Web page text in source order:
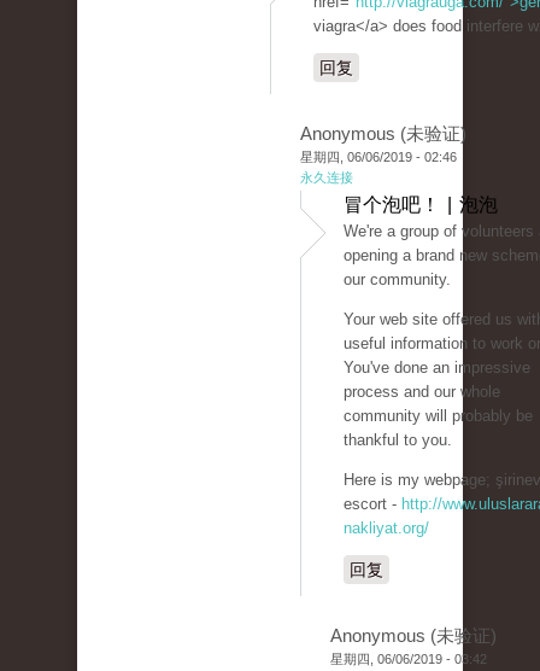
viagra</a> does food interfere
回复
Anonymous (未验证)
星期四, 06/06/2019 - 02:46
永久连接
冒个泡吧！ | 泡泡
We're a group of volunteers
opening a brand new
our community.
Your web site offered us
useful information to work
You've done an impressive
process and our whole
community will probably be
thankful to you.
Here is my webpage;
escort - http://
nakliyat.org/
回复
Anonymous (未验证)
星期四, 06/06/2019 - 03:42